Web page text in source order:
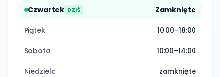
Czwartek DZIŚ Zamknięte
Piątek 10:00–18:00
Sobota 10:00–14:00
Niedziela zamknięte